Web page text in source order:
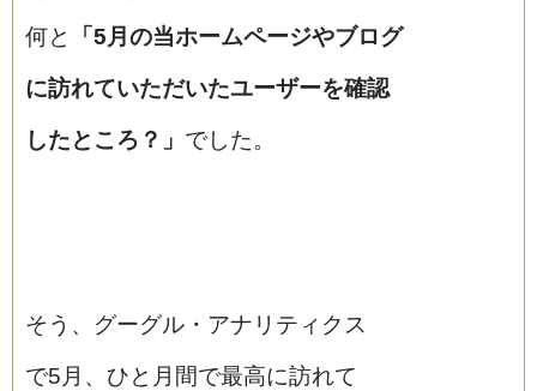
何と 「5月の当ホームページやブログ
に訪れていただいたユーザーを確認
したところ？」 でした。
そう、グーグル・アナリティクス
で5月、ひと月間で最高に訪れて